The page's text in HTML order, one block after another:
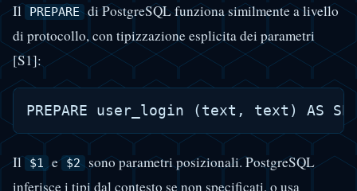
Il PREPARE di PostgreSQL funziona similmente a livello
di protocollo, con tipizzazione esplicita dei parametri
[S1]:
Il $1 e $2
sono parametri posizionali. PostgreSQL
inferisce i tipi dal contesto se non specificati, o usa